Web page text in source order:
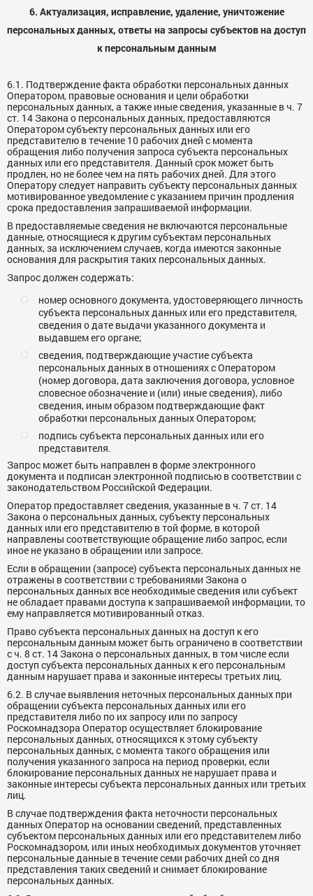
6. Актуализация, исправление, удаление, уничтожение
персональных данных, ответы на запросы субъектов на доступ
к персональным данным
6.1. Подтверждение факта обработки персональных данных
Оператором, правовые основания и цели обработки
персональных данных, а также иные сведения, указанные в ч. 7
ст. 14 Закона о персональных данных, предоставляются
Оператором субъекту персональных данных или его
представителю в течение 10 рабочих дней с момента
обращения либо получения запроса субъекта персональных
данных или его представителя. Данный срок может быть
продлен, но не более чем на пять рабочих дней. Для этого
Оператору следует направить субъекту персональных данных
мотивированное уведомление с указанием причин продления
срока предоставления запрашиваемой информации.
В предоставляемые сведения не включаются персональные
данные, относящиеся к другим субъектам персональных
данных, за исключением случаев, когда имеются законные
основания для раскрытия таких персональных данных.
Запрос должен содержать:
номер основного документа, удостоверяющего личность
субъекта персональных данных или его представителя,
сведения о дате выдачи указанного документа и
выдавшем его органе;
сведения, подтверждающие участие субъекта
персональных данных в отношениях с Оператором
(номер договора, дата заключения договора, условное
словесное обозначение и (или) иные сведения), либо
сведения, иным образом подтверждающие факт
обработки персональных данных Оператором;
подпись субъекта персональных данных или его
представителя.
Запрос может быть направлен в форме электронного
документа и подписан электронной подписью в соответствии с
законодательством Российской Федерации.
Оператор предоставляет сведения, указанные в ч. 7 ст. 14
Закона о персональных данных, субъекту персональных
данных или его представителю в той форме, в которой
направлены соответствующие обращение либо запрос, если
иное не указано в обращении или запросе.
Если в обращении (запросе) субъекта персональных данных не
отражены в соответствии с требованиями Закона о
персональных данных все необходимые сведения или субъект
не обладает правами доступа к запрашиваемой информации, то
ему направляется мотивированный отказ.
Право субъекта персональных данных на доступ к его
персональным данным может быть ограничено в соответствии
с ч. 8 ст. 14 Закона о персональных данных, в том числе если
доступ субъекта персональных данных к его персональным
данным нарушает права и законные интересы третьих лиц.
6.2. В случае выявления неточных персональных данных при
обращении субъекта персональных данных или его
представителя либо по их запросу или по запросу
Роскомнадзора Оператор осуществляет блокирование
персональных данных, относящихся к этому субъекту
персональных данных, с момента такого обращения или
получения указанного запроса на период проверки, если
блокирование персональных данных не нарушает права и
законные интересы субъекта персональных данных или третьих
лиц.
В случае подтверждения факта неточности персональных
данных Оператор на основании сведений, представленных
субъектом персональных данных или его представителем либо
Роскомнадзором, или иных необходимых документов уточняет
персональные данные в течение семи рабочих дней со дня
представления таких сведений и снимает блокирование
персональных данных.